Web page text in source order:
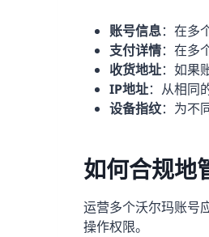
账号信息：在多
支付详情：在多
收货地址：如果
IP地址：从相同
设备指纹：为不
如何合规地
运营多个沃尔玛账号
操作权限。